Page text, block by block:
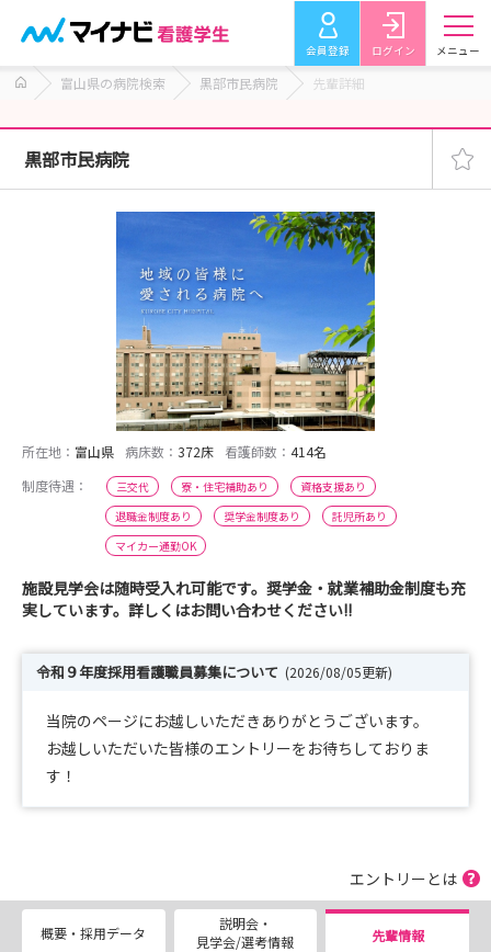
会員登録 ログイン メニュー
富山県の病院検索 黒部市民病院 先輩詳細
黒部市民病院
所在地： 富山県 病床数： 372床 看護師数： 414名
制度待遇：
三交代 寮・住宅補助あり
資格支援あり
退職金制度あり
奨学金制度あり
託児所あり
マイカー通勤OK
施設見学会は随時受入れ可能です。奨学金・就業補助金制度も充
実しています。詳しくはお問い合わせください!!
令和９年度採用看護職員募集について (2026/08/05更新)
当院のページにお越しいただきありがとうございます。
お越しいただいた皆様のエントリーをお待ちしておりま
す！
エントリーとは
概要・採用データ
説明会・
見学会/選考情報
先輩情報